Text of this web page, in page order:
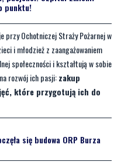
i młodzież z zaangażowaniem
społeczności i kształtują w sobie
rozwój ich pasji:zakup
które przygotują ich do
się budowa ORP Burza
gminy. Dzięki Tobie strażacy z
pomagać – być tam, gdzie ich
teraz dorzuć się do naszej zbiórki i